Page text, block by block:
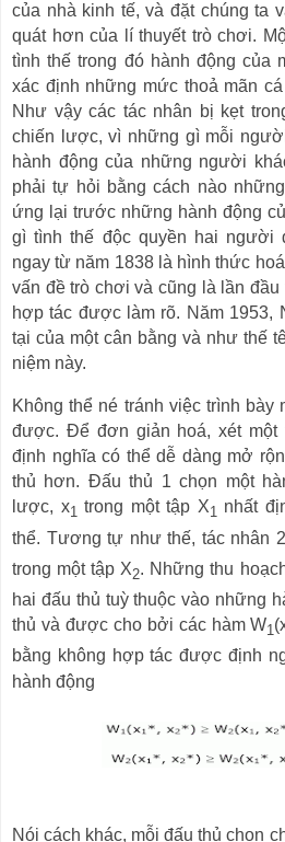
của nhà kinh tế, và đặt chúng ta
quát hơn của lí thuyết trò chơi.
tình thế trong đó hành động của
xác định những mức thoả mãn
Như vậy các tác nhân bị kẹt
chiến lược, vì những gì mỗi
hành động của những người
phải tự hỏi bằng cách nào
ứng lại trước những hành động
gì tình thế độc quyền hai người
ngay từ năm 1838 là hình thức
vấn đề trò chơi và cũng là lần đầu
hợp tác được làm rõ. Năm 1953,
tại của một cân bằng và như thế
niệm này.
Không thể né tránh việc trình bày
được. Để đơn giản hoá, xét một
định nghĩa có thể dễ dàng mở
thủ hơn. Đấu thủ 1 chọn một
lược, x1 trong một tập X1 nhất
thể. Tương tự như thế, tác nhân 2
trong một tập X2. Những thu
hai đấu thủ tuỳ thuộc vào những
thủ và được cho bởi các hàmW1
bằng không hợp tác được định
hành động
Nói cách khác, mỗi đấu thủ chọn